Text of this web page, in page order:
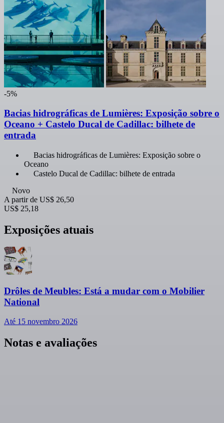
-5%
Bacias hidrográficas de Lumières: Exposição sobre o
Oceano + Castelo Ducal de Cadillac: bilhete de
entrada
Bacias hidrográficas de Lumières: Exposição sobre o
Oceano
Castelo Ducal de Cadillac: bilhete de entrada
Novo
A partir de US$ 26,50
US$ 25,18
Exposições atuais
Drôles de Meubles: Está a mudar com o Mobilier
National
Até 15 novembro 2026
Notas e avaliações